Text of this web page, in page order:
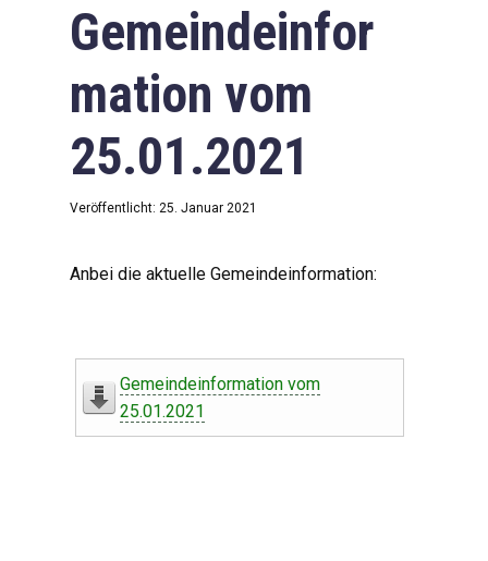
Gemeindeinfor
mation vom
25.01.2021
Veröffentlicht: 25. Januar 2021
Anbei die aktuelle Gemeindeinformation:
Gemeindeinformation vom
25.01.2021